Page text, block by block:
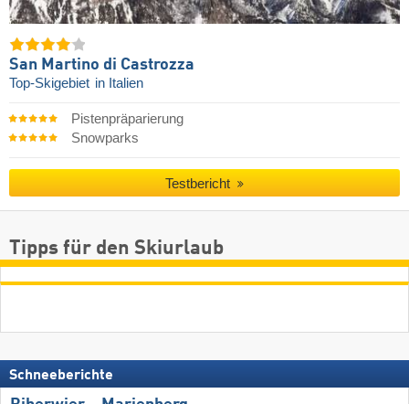
San Martino di Castrozza
Top-Skigebiet in Italien
Pistenpräparierung
Snowparks
Testbericht
Tipps für den Skiurlaub
Schneeberichte